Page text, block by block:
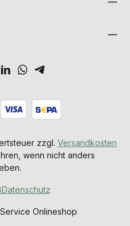
zzgl. Versandkosten
wenn nicht anders
Onlineshop
Datenschutz